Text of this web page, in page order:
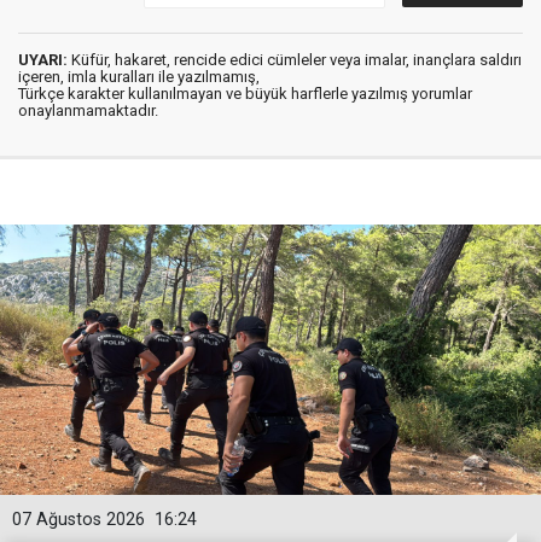
UYARI: Küfür, hakaret, rencide edici cümleler veya imalar, inançlara saldırı
içeren, imla kuralları ile yazılmamış,
Türkçe karakter kullanılmayan ve büyük harflerle yazılmış yorumlar
onaylanmamaktadır.
16:24
07 Ağustos 2026